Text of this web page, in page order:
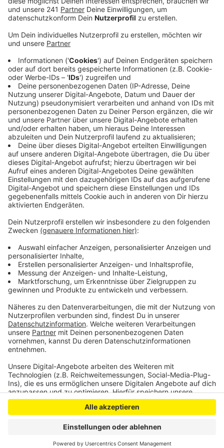
Anzeige
und die Ermittler mit ihren Dimensionen vor neue
Herausforderungen gestellt. In Düsseldorf hat
sich NRW-Innenminister Reul am Donnerstag mit
der Missbrauchs-Beauftragten des Bundes, Claus
Bekämpfung von sexueller Gewalt gegen Kinder
ausgetauscht.
Veröffentlicht: Donnerstag, 04.08.2022 16:54
Anzeige
Das Fazit: Es braucht starke Netzwerke vor Ort, in
denen Schutz, Hilfe und die Aufdeckung eng
miteinander verzahnt sind. Claus lobte die Arbeit bei
uns in NRW - unter anderem im Fall Bergisch Gladbach.
Allein im letzten Jahr sind in NRW über 4.100
Missbrauchsfälle bekannt geworden – ein Plus von 23
Prozent im Vergleich zum Vorjahr. Reul erklärt das
durch die Aufrüstung bei der Polizei: Dadurch würden
mehr Fälle aufgedeckt.
Anzeige
Anzeige